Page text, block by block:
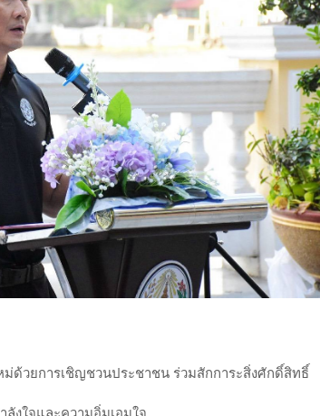
ด้วยการเชิญชวนประชาชน ร่วมสักการะสิ่งศักดิ์สิทธิ์